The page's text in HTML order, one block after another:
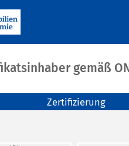
gemäß
Zertifizierung